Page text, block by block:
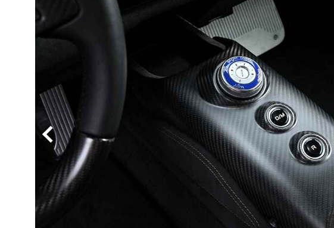
BYD
その他
国産車 レクサス
ホンダ
三菱
光岡
その他